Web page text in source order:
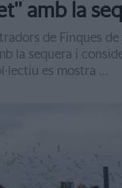
amb la
de Finques
la sequera i
es mostra ...